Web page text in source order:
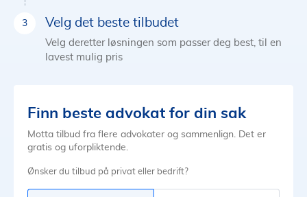
Velg det beste tilbudet
Velg deretter løsningen som passer deg best, til en
lavest mulig pris
Finn beste advokat for din sak
Motta tilbud fra flere advokater og sammenlign. Det er
gratis og uforpliktende.
Ønsker du tilbud på privat eller bedrift?